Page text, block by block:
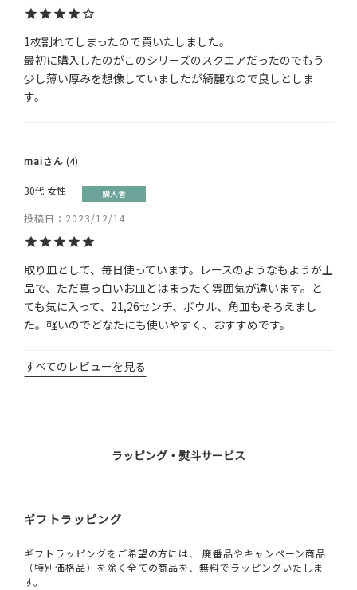
1枚割れてしまったので買いたしました。
最初に購入したのがこのシリーズのスクエアだったのでもう
少し薄い厚みを想像していましたが綺麗なので良しとしま
す。
mai 4
購入者
30代 女性
投稿日 2023/12/14
取り皿として、毎日使っています。レースのようなもようが上
品で、ただ真っ白いお皿とはまったく雰囲気が違います。と
ても気に入って、21,26センチ、ボウル、角皿もそろえまし
た。軽いのでどなたにも使いやすく、おすすめです。
すべてのレビューを見る
ラッピング・熨斗サービス
ギフトラッピング
ギフトラッピングをご希望の方には、 廃番品やキャンペーン商品
（特別価格品）を除く全ての商品を、無料でラッピングいたしま
す。